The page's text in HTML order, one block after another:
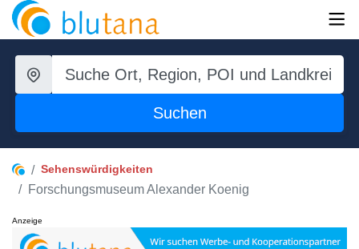
Suchen
Sehenswürdigkeiten
Forschungsmuseum Alexander Koenig
Anzeige